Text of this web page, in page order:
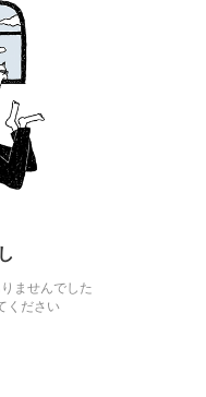
ませんでした
ください